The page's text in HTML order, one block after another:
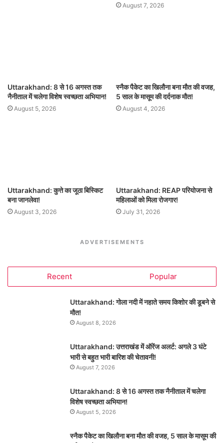
August 7, 2026
Uttarakhand: 8 से 16 अगस्त तक
नैनीताल में चलेगा विशेष स्वच्छता अभियान!
August 5, 2026
स्नैक पैकेट का खिलौना बना मौत की वजह,
5 साल के मासूम की दर्दनाक मौत!
August 4, 2026
Uttarakhand: कुत्ते का जूठा बिस्किट
बना जानलेवा!
August 3, 2026
Uttarakhand: REAP परियोजना से
महिलाओं को मिला रोजगार!
July 31, 2026
ADVERTISEMENTS
Recent Popular
Uttarakhand: गोला नदी में नहाते समय किशोर की डूबने से
मौत!
August 8, 2026
Uttarakhand: उत्तराखंड में ऑरेंज अलर्ट: अगले 3 घंटे
भारी से बहुत भारी बारिश की चेतावनी!
August 7, 2026
Uttarakhand: 8 से 16 अगस्त तक नैनीताल में चलेगा
विशेष स्वच्छता अभियान!
August 5, 2026
स्नैक पैकेट का खिलौना बना मौत की वजह, 5 साल के मासूम की